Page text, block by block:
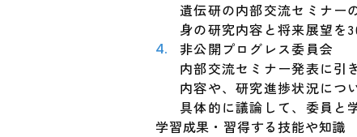
遺伝研の内部交流セミナー
身の研究内容と将来展望を
非公開プログレス委員会
内部交流セミナー発表に引
内容や、研究進捗状況につ
具体的に議論して、委員と
学習成果・習得する技能や知識